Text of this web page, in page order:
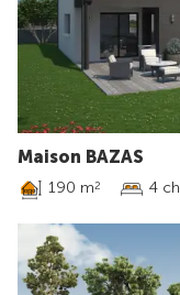
Maison BAZAS
190 m2 4 ch